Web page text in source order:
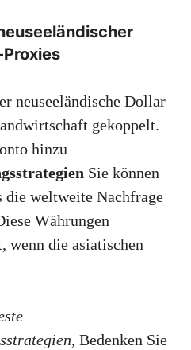
neuseeländische Dollar
gekoppelt.
hinzu
Sie können
die weltweite Nachfrage
Währungen
wenn die asiatischen
, Bedenken Sie